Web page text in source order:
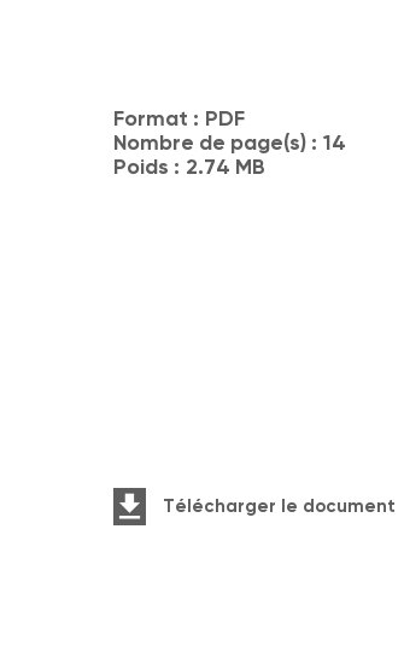
Format : PDF
Nombre de page(s) : 14
Poids : 2.74 MB
Télécharger le document